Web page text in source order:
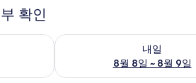
확인
7일 ~ 8월 8일
내일
8월 8일 ~ 8월 9일
내일 예약 가능 여부 확인, 8